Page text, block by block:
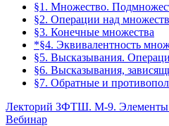
§1. Множество.
§2. Операции над
§3. Конечные множества
*§4. Эквивалентность
§5. Высказывания.
§6. Высказывания,
§7. Обратные и
Лекторий ЗФТШ. М-9. Элементы
Вебинар